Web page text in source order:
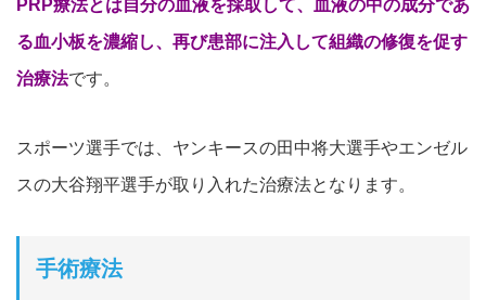
PRP療法とは自分の血液を採取して、血液の中の成分であ
る血小板を濃縮し、再び患部に注入して組織の修復を促す
治療法です。
スポーツ選手では、ヤンキースの田中将大選手やエンゼル
スの大谷翔平選手が取り入れた治療法となります。
手術療法